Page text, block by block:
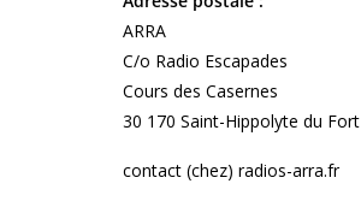
ARRA
C/o Radio Escapades
Cours des Casernes
30 170 Saint-Hippolyte du Fort
contact (chez) radios-arra.fr